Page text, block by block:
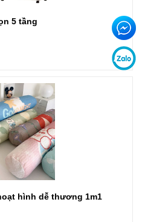
5 tầng
hình dễ thương 1m1